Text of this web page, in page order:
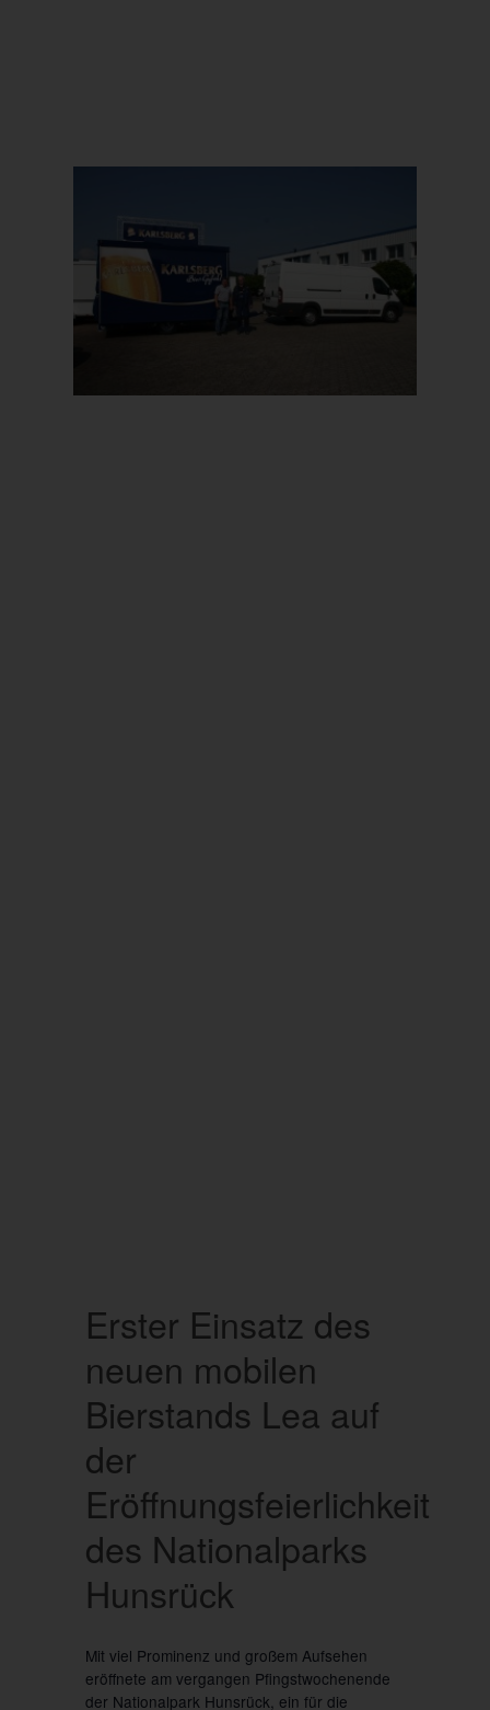
Next
Erster Einsatz des
neuen mobilen
Bierstands Lea auf
der
Eröffnungsfeierlichkeit
des Nationalparks
Hunsrück
Mit viel Prominenz und großem Aufsehen
eröffnete am vergangen Pfingstwochenende
der Nationalpark Hunsrück, ein für die